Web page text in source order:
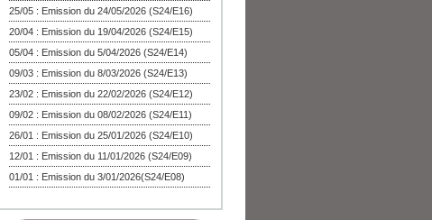
25/05 : Emission du 24/05/2026 (S24/E16)
20/04 : Emission du 19/04/2026 (S24/E15)
05/04 : Emission du 5/04/2026 (S24/E14)
09/03 : Emission du 8/03/2026 (S24/E13)
23/02 : Emission du 22/02/2026 (S24/E12)
09/02 : Emission du 08/02/2026 (S24/E11)
26/01 : Emission du 25/01/2026 (S24/E10)
12/01 : Emission du 11/01/2026 (S24/E09)
01/01 : Emission du 3/01/2026(S24/E08)